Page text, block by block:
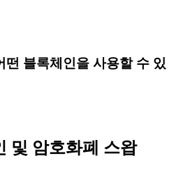
떤 블록체인을 사용할 수 있
및 암호화폐 스왑